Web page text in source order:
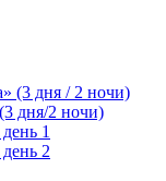
(3 дня / 2 ночи)
дня/2 ночи)
1
2